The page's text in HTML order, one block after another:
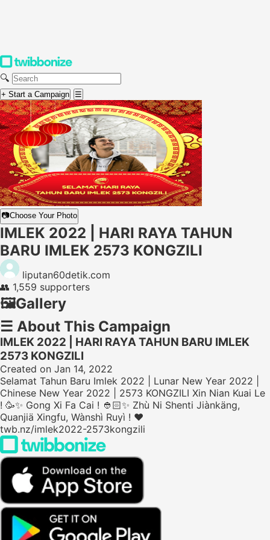
🔍
+ Start a Campaign ☰
📷Choose Your Photo
IMLEK 2022 | HARI RAYA TAHUN
BARU IMLEK 2573 KONGZILI
liputan60detik.com
👥 1,559 supporters
🖼️Gallery
☰ About This Campaign
IMLEK 2022 | HARI RAYA TAHUN BARU IMLEK
2573 KONGZILI
Created on Jan 14, 2022
Selamat Tahun Baru Imlek 2022 | Lunar New Year 2022 |
Chinese New Year 2022 | 2573 KONGZILI Xin Nian Kuai Le
! 🥳✨ Gong Xi Fa Cai ! 👲🏻✨ Zhù Ni Shenti Jiànkäng,
Quanjiä Xingfu, Wànshì Ruyì ! ❤️
twb.nz/imlek2022-2573kongzili